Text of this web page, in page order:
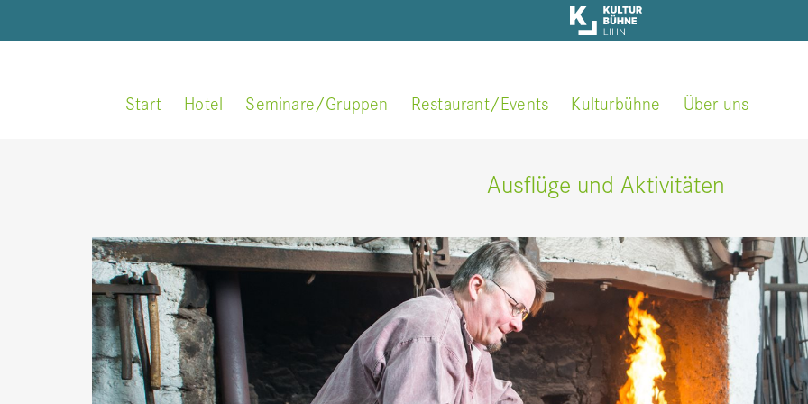
Start Hotel Seminare/Gruppen Restaurant/Events Kulturbühne Über uns
Ausflüge und Aktivitäten